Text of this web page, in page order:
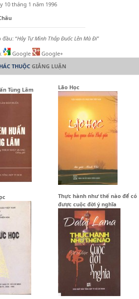
10 tháng 1 năm 1996
đầu: “Hảy Tự Mình Thắp Đuốc Lên Mà Đi”
Google
Google+
THUỘC GIẢNG LUẬN
Tùng Lâm Lão Học
Thực hành như thế nào để có
được cuộc đời ý nghĩa